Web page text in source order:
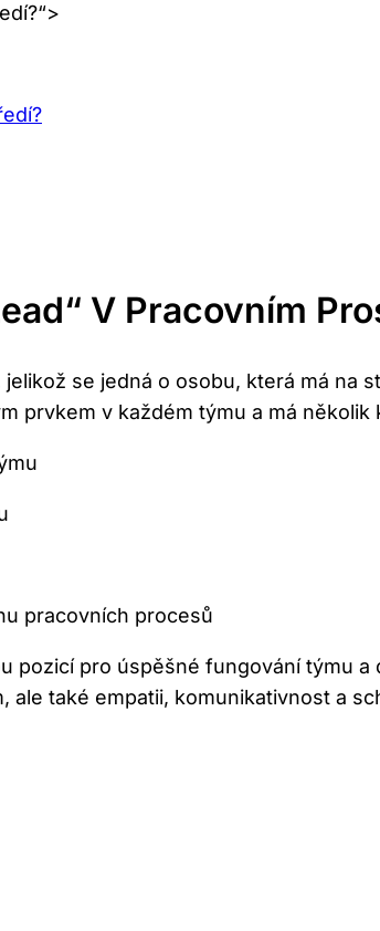
V Pracovním
se ​jedná o osobu, ‍která má⁣ na
prvkem v každém týmu a má
pracovních procesů
pozicí pro úspěšné fungování týmu a
také⁤ empatii, komunikativnost⁣ a